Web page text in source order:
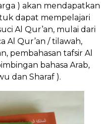
) akan mendapatkan
dapat mempelajari
Al Qur’an, mulai dari
Al Qur’an / tilawah,
pembahasan tafsir Al
bahasa Arab,
dan Sharaf ).